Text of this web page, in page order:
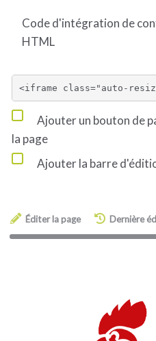
Code d'intégration de
HTML
Ajouter un bouton de
la page
Ajouter la barre
Éditer la page Dernière